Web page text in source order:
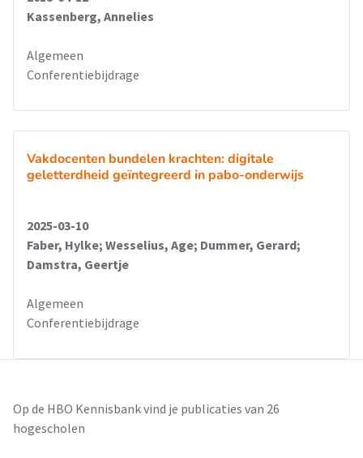
Kassenberg, Annelies
Algemeen
Conferentiebijdrage
Vakdocenten bundelen krachten: digitale
geletterdheid geïntegreerd in pabo-onderwijs
2025-03-10
Faber, Hylke; Wesselius, Age; Dummer, Gerard;
Damstra, Geertje
Algemeen
Conferentiebijdrage
Op de HBO Kennisbank vind je publicaties van 26
hogescholen